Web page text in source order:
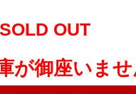
SOLD OUT
が御座いま